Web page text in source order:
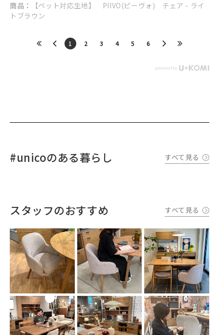
商品：
【ペット対応生地】 PIIVO(ピーヴォ) チェア - ライ
トブラウン
​1 ​2 ​3 ​4 ​5 ​6
#unicoのある暮らし すべて見る
スタッフのおすすめ すべて見る